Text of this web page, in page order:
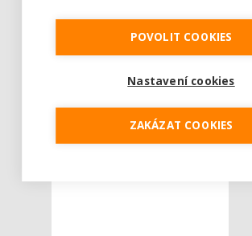
Cena: od 449 Kč
POVOLIT COOKIES
Nastavení cookies
ZAKÁZAT COOKIES